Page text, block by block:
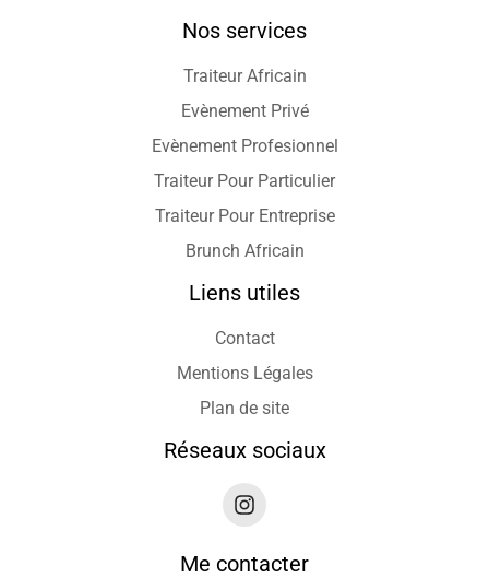
Nos services
Traiteur Africain
Evènement Privé
Evènement Profesionnel
Traiteur Pour Particulier
Traiteur Pour Entreprise
Brunch Africain
Liens utiles
Contact
Mentions Légales
Plan de site
Réseaux sociaux
Me contacter